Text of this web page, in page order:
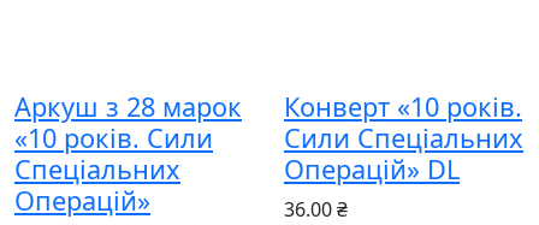
Аркуш з 28 марок
«10 років. Сили
Спеціальних
Операцій»
Конверт «10 років.
Сили Спеціальних
Операцій» DL
36.00 ₴